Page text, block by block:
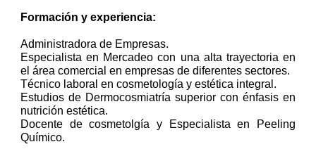
Formación y experiencia:
Administradora de Empresas.
Especialista en Mercadeo con una alta trayectoria en
el área comercial en empresas de diferentes sectores.
Técnico laboral en cosmetología y estética integral.
Estudios de Dermocosmiatría superior con énfasis en
nutrición estética.
Docente de cosmetolgía y Especialista en Peeling
Químico.